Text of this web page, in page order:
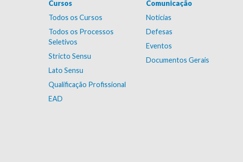
Cursos
Todos os Cursos
Todos os Processos
Seletivos
Stricto Sensu
Lato Sensu
Qualificação Profissional
EAD
Comunicação
Notícias
Defesas
Eventos
Documentos Gerais